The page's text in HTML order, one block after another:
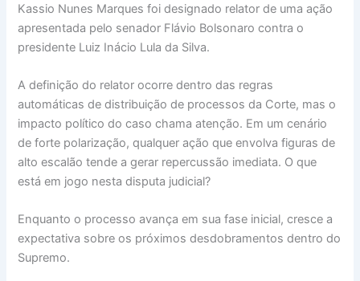
Kassio Nunes Marques foi designado relator de uma ação
apresentada pelo senador Flávio Bolsonaro contra o
presidente Luiz Inácio Lula da Silva.
A definição do relator ocorre dentro das regras
automáticas de distribuição de processos da Corte, mas o
impacto político do caso chama atenção. Em um cenário
de forte polarização, qualquer ação que envolva figuras de
alto escalão tende a gerar repercussão imediata. O que
está em jogo nesta disputa judicial?
Enquanto o processo avança em sua fase inicial, cresce a
expectativa sobre os próximos desdobramentos dentro do
Supremo.